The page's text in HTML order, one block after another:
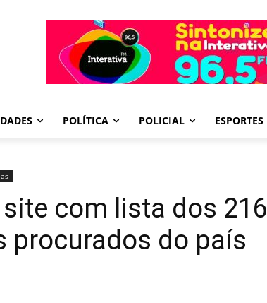
POLÍTICA POLICIAL ESPORTES
com lista dos 216
procurados do país